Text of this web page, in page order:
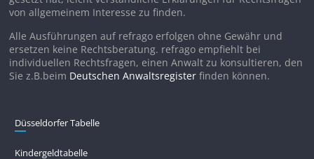
von allgemeinem Interesse zu finden.
Alle Ausführungen auf refrago erfolgen ohne Gewähr und
ersetzen keine Rechtsberatung. refrago empfiehlt bei
individuellen Rechtsfragen, einen Anwalt zu konsultieren, den
Sie z.B.beim Deutschen Anwaltsregister finden können.
Düsseldorfer Tabelle
Kindergeldtabelle